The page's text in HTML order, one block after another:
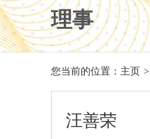
理事
您当前的位置： 主页 >
汪善荣